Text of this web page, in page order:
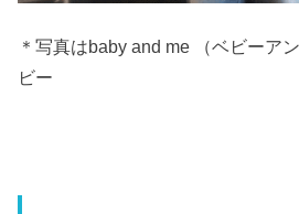
＊写真はbaby and me （ベビーア
ビー